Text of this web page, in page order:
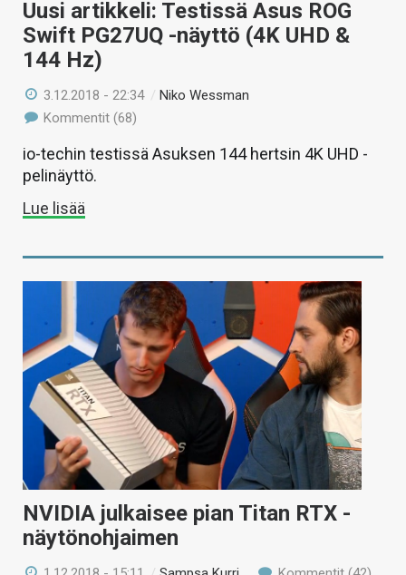
Uusi artikkeli: Testissä Asus ROG
Swift PG27UQ -näyttö (4K UHD &
144 Hz)
3.12.2018 - 22:34 /Niko Wessman
Kommentit (68)
io-techin testissä Asuksen 144 hertsin 4K UHD -
pelinäyttö.
Lue lisää
NVIDIA julkaisee pian Titan RTX -
näytönohjaimen